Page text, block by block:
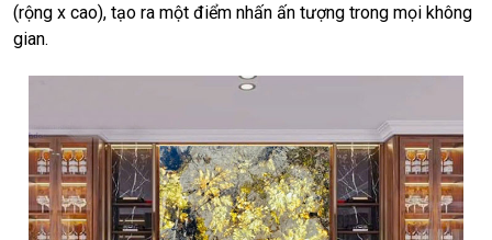
(rộng x cao), tạo ra một điểm nhấn ấn tượng trong mọi không
gian.